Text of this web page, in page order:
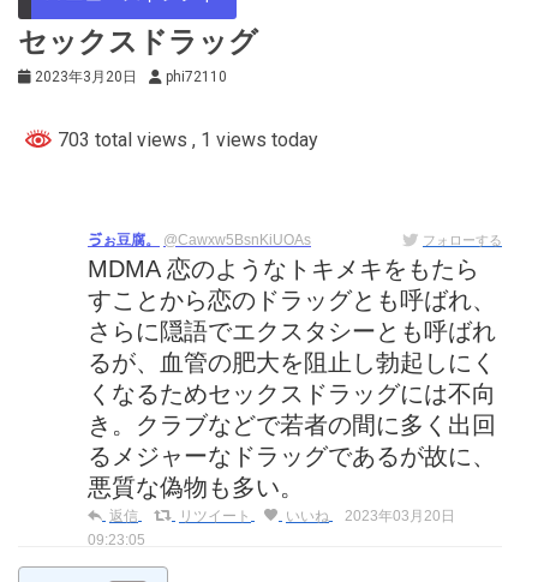
セックスドラッグ
2023年3月20日 phi72110
703 total views , 1 views today
ゔぉ豆腐。 @Cawxw5BsnKiUOAs フォローする
MDMA 恋のようなトキメキをもたら
すことから恋のドラッグとも呼ばれ、
さらに隠語でエクスタシーとも呼ばれ
るが、血管の肥大を阻止し勃起しにく
くなるためセックスドラッグには不向
き。クラブなどで若者の間に多く出回
るメジャーなドラッグであるが故に、
悪質な偽物も多い。
返信 リツイート いいね
2023年03月20日
09:23:05